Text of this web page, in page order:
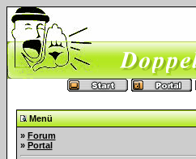
Menü
» Forum
» Portal